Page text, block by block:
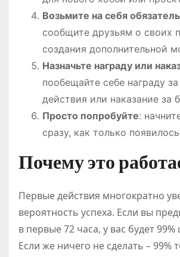
Возьмите на себя
сообщите друзьям о своих
создания дополнительной
Назначьте награду или
пообещайте себе награду
действия или наказание за
Просто попробуйте:
сразу, как только
Почему это
Первые действия многократно
вероятность успеха. Если вы
в первые 72 часа, у вас будет
Если же ничего не сделать – 99%